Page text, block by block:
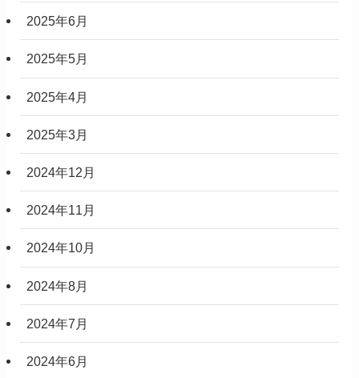
2025年6月
2025年5月
2025年4月
2025年3月
2024年12月
2024年11月
2024年10月
2024年8月
2024年7月
2024年6月